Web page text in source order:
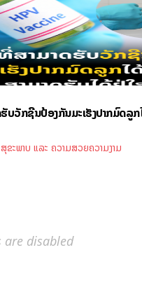
ບວັກຊີນປ້ອງກັນມະເຮັງປາກມົດລູກ
ສຸຂະພາບ ແລະ ຄວາມສວຍຄວາມງາມ
are disabled